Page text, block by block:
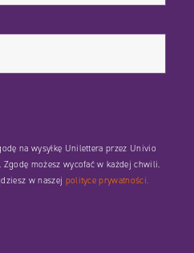
na wysyłkę Unilettera przez Univio
Zgodę możesz wycofać w każdej chwili.
w naszej polityce prywatności.